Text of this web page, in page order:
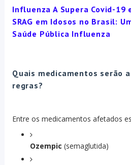
Influenza A Supera Covid-
SRAG em Idosos no Brasil:
Saúde Pública Influenza
Quais medicamentos serão
regras?
Entre os medicamentos afetados
Ozempic (semaglutida)